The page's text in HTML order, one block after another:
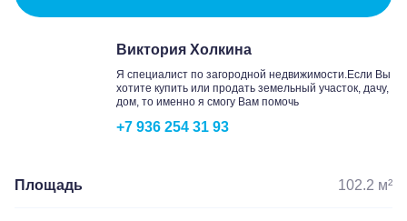
Площадь 102.2 м²
Виктория Холкина
Я специалист по загородной недвижимости.Если Вы
хотите купить или продать земельный участок, дачу,
дом, то именно я смогу Вам помочь
+7 936 254 31 93